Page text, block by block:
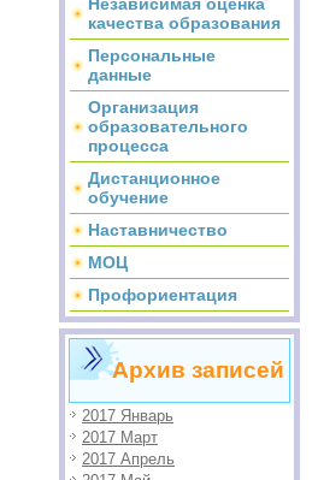
качества образования
Персональные
данные
Организация
образовательного
процесса
Дистанционное
обучение
Наставничество
МОЦ
Профориентация
Архив записей
2017 Январь
2017 Март
2017 Апрель